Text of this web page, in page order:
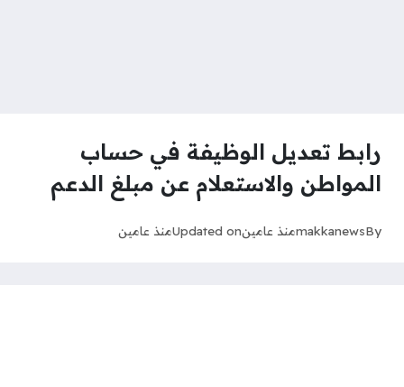
رابط تعديل الوظيفة في حساب
المواطن والاستعلام عن مبلغ الدعم
By
makkanewsمنذ عامينUpdated onمنذ عامين